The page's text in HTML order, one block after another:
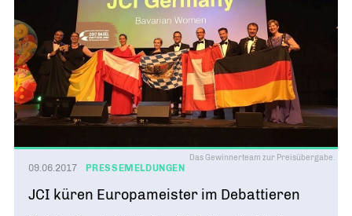
Das Gewinnerteam zur Preisübergabe.
09.06.2017 PRESSEMELDUNGEN
JCI küren Europameister im Debattieren